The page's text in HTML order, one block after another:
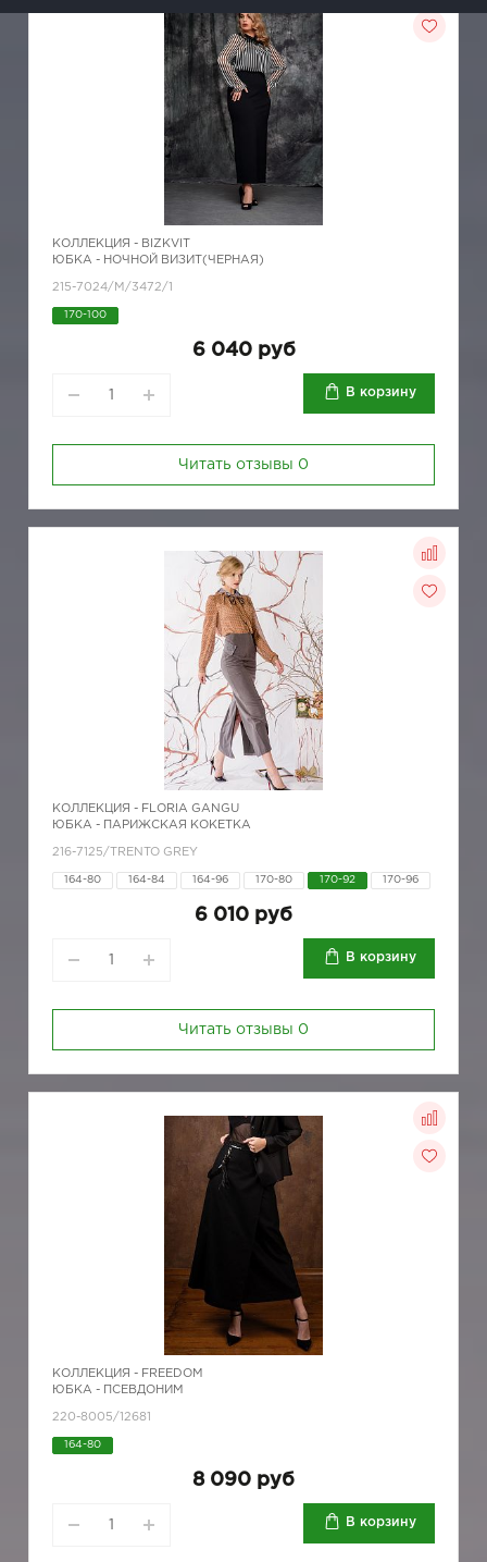
КОЛЛЕКЦИЯ - BIZKVIT
ЮБКА - НОЧНОЙ ВИЗИТ(ЧЕРНАЯ)
215-7024/M/3472/1
170-100
6 040 руб
В корзину
Читать отзывы 0
КОЛЛЕКЦИЯ - FLORIA GANGU
ЮБКА - ПАРИЖСКАЯ КОКЕТКА
216-7125/TRENTO GREY
164-80 164-84 164-96 170-80 170-92 170-96
6 010 руб
В корзину
Читать отзывы 0
КОЛЛЕКЦИЯ - FREEDOM
ЮБКА - ПСЕВДОНИМ
220-8005/12681
164-80
8 090 руб
В корзину